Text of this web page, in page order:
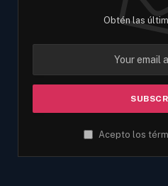
Obtén las
Acepto los